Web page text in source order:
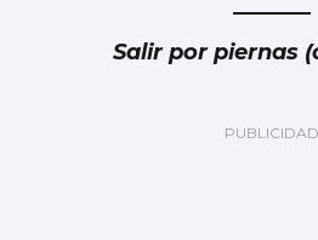
Salir por piernas